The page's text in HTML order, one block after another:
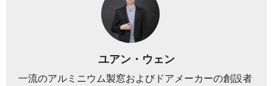
ユアン・ウェン
一流のアルミニウム製窓およびドアメーカーの創設者